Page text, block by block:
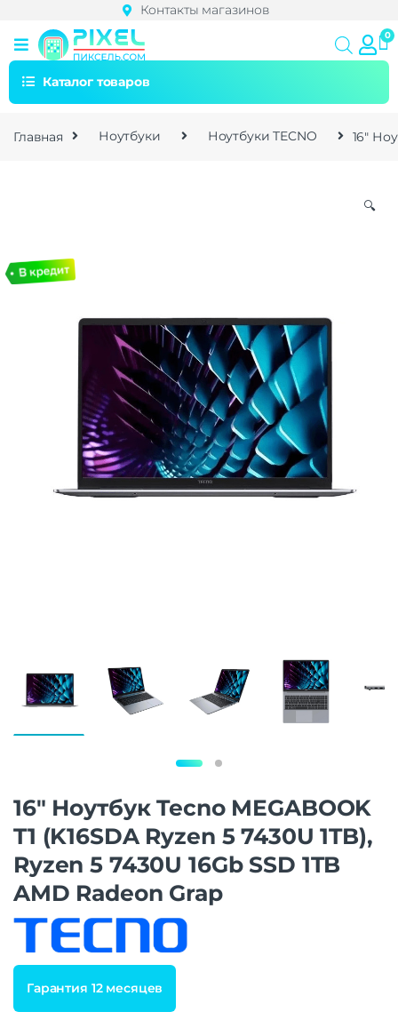
Контакты магазинов
Каталог товаров
Главная Ноутбуки Ноутбуки TECNO 16″
🔍
16″ Ноутбук Tecno MEGABOOK
T1 (K16SDA Ryzen 5 7430U 1TB),
Ryzen 5 7430U 16Gb SSD 1TB
AMD Radeon Grap
Гарантия 12 месяцев